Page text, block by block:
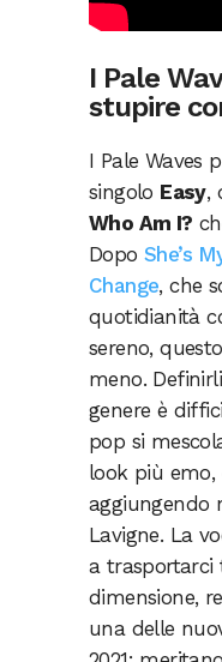
I Pale
stupire
I Pale Waves
singolo Easy,
Who Am I?
Dopo She’s
Change, che
quotidianità
sereno,
meno.
genere è
pop si
look più
aggiungendo
Lavigne. La
a trasportarci
dimensione,
una delle